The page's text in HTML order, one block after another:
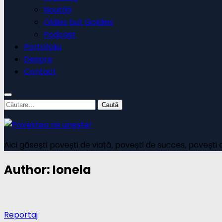
Noutăți
Oldies but Goldies
Podcast
Portofoliu
Despre
Contact
Caută
după:
Aici găsești povești de viață, povești de succes, povești
Author: Ionela
Reportaj